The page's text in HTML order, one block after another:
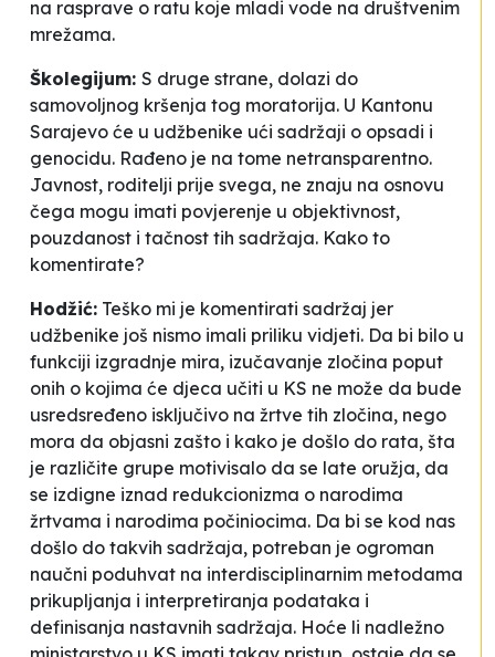
na rasprave o ratu koje mladi vode na društvenim
mrežama.
Školegijum: S druge strane, dolazi do
samovoljnog kršenja tog moratorija. U Kantonu
Sarajevo će u udžbenike ući sadržaji o opsadi i
genocidu. Rađeno je na tome netransparentno.
Javnost, roditelji prije svega, ne znaju na osnovu
čega mogu imati povjerenje u objektivnost,
pouzdanost i tačnost tih sadržaja. Kako to
komentirate?
Hodžić: Teško mi je komentirati sadržaj jer
udžbenike još nismo imali priliku vidjeti. Da bi bilo u
funkciji izgradnje mira, izučavanje zločina poput
onih o kojima će djeca učiti u KS ne može da bude
usredsređeno isključivo na žrtve tih zločina, nego
mora da objasni zašto i kako je došlo do rata, šta
je različite grupe motivisalo da se late oružja, da
se izdigne iznad redukcionizma o narodima
žrtvama i narodima počiniocima. Da bi se kod nas
došlo do takvih sadržaja, potreban je ogroman
naučni poduhvat na interdisciplinarnim metodama
prikupljanja i interpretiranja podataka i
definisanja nastavnih sadržaja. Hoće li nadležno